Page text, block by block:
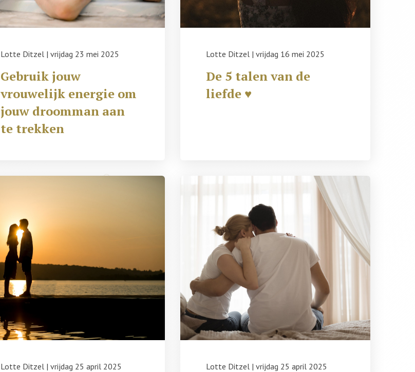
Lotte Ditzel | vrijdag 23 mei 2025
Gebruik jouw
vrouwelijk energie om
jouw droomman aan
te trekken
Lotte Ditzel | vrijdag 16 mei 2025
De 5 talen van de
liefde ♥️
Lotte Ditzel | vrijdag 25 april 2025 Lotte Ditzel | vrijdag 25 april 2025